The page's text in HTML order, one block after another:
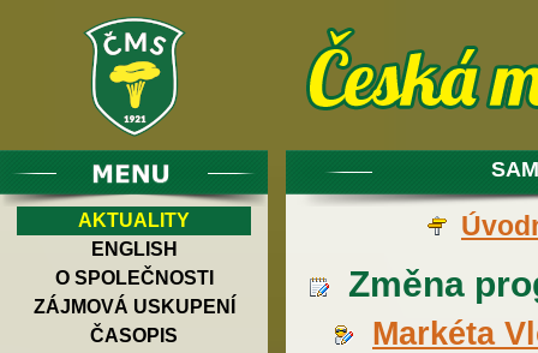
AKTUALITY
ENGLISH
O SPOLEČNOSTI
ZÁJMOVÁ USKUPENÍ
ČASOPIS
Změna
Markéta